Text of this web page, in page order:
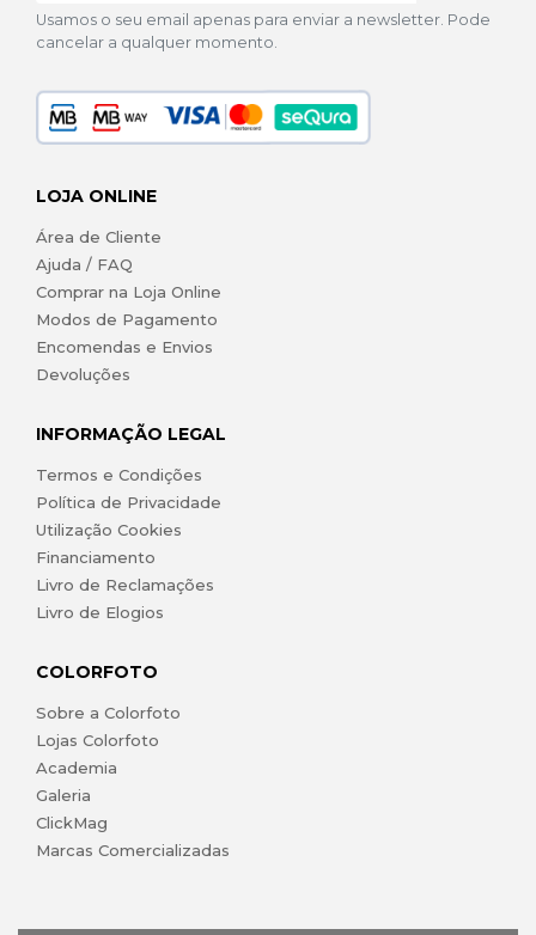
Usamos o seu email apenas para enviar a newsletter. Pode
cancelar a qualquer momento.
LOJA ONLINE
Área de Cliente
Ajuda / FAQ
Comprar na Loja Online
Modos de Pagamento
Encomendas e Envios
Devoluções
INFORMAÇÃO LEGAL
Termos e Condições
Política de Privacidade
Utilização Cookies
Financiamento
Livro de Reclamações
Livro de Elogios
COLORFOTO
Sobre a Colorfoto
Lojas Colorfoto
Academia
Galeria
ClickMag
Marcas Comercializadas